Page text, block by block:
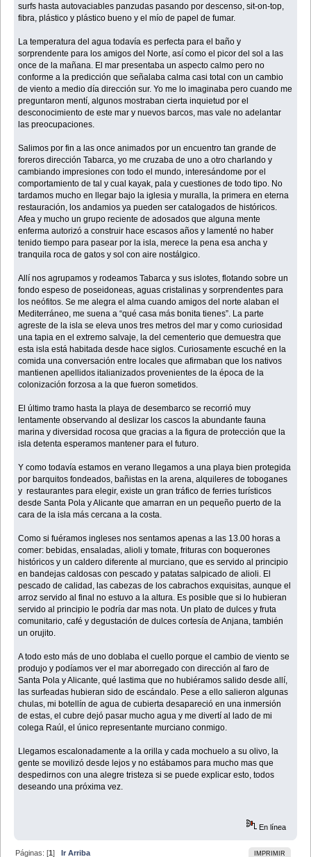
surfs hasta autovaciables panzudas pasando por descenso, sit-on-top,
fibra, plástico y plástico bueno y el mío de papel de fumar.
La temperatura del agua todavía es perfecta para el baño y
sorprendente para los amigos del Norte, así como el picor del sol a las
once de la mañana. El mar presentaba un aspecto calmo pero no
conforme a la predicción que señalaba calma casi total con un cambio
de viento a medio día dirección sur. Yo me lo imaginaba pero cuando me
preguntaron mentí, algunos mostraban cierta inquietud por el
desconocimiento de este mar y nuevos barcos, mas vale no adelantar
las preocupaciones.
Salimos por fin a las once animados por un encuentro tan grande de
foreros dirección Tabarca, yo me cruzaba de uno a otro charlando y
cambiando impresiones con todo el mundo, interesándome por el
comportamiento de tal y cual kayak, pala y cuestiones de todo tipo. No
tardamos mucho en llegar bajo la iglesia y muralla, la primera en eterna
restauración, los andamios ya pueden ser catalogados de históricos.
Afea y mucho un grupo reciente de adosados que alguna mente
enferma autorizó a construir hace escasos años y lamenté no haber
tenido tiempo para pasear por la isla, merece la pena esa ancha y
tranquila roca de gatos y sol con aire nostálgico.
Allí nos agrupamos y rodeamos Tabarca y sus islotes, flotando sobre un
fondo espeso de poseidoneas, aguas cristalinas y sorprendentes para
los neófitos. Se me alegra el alma cuando amigos del norte alaban el
Mediterráneo, me suena a “qué casa más bonita tienes”. La parte
agreste de la isla se eleva unos tres metros del mar y como curiosidad
una tapia en el extremo salvaje, la del cementerio que demuestra que
esta isla está habitada desde hace siglos. Curiosamente escuché en la
comida una conversación entre locales que afirmaban que los nativos
mantienen apellidos italianizados provenientes de la época de la
colonización forzosa a la que fueron sometidos.
El último tramo hasta la playa de desembarco se recorrió muy
lentamente observando al deslizar los cascos la abundante fauna
marina y diversidad rocosa que gracias a la figura de protección que la
isla detenta esperamos mantener para el futuro.
Y como todavía estamos en verano llegamos a una playa bien protegida
por barquitos fondeados, bañistas en la arena, alquileres de toboganes
y restaurantes para elegir, existe un gran tráfico de ferries turísticos
desde Santa Pola y Alicante que amarran en un pequeño puerto de la
cara de la isla más cercana a la costa.
Como si fuéramos ingleses nos sentamos apenas a las 13.00 horas a
comer: bebidas, ensaladas, alioli y tomate, frituras con boquerones
históricos y un caldero diferente al murciano, que es servido al principio
en bandejas caldosas con pescado y patatas salpicado de alioli. El
pescado de calidad, las cabezas de los cabrachos exquisitas, aunque el
arroz servido al final no estuvo a la altura. Es posible que si lo hubieran
servido al principio le podría dar mas nota. Un plato de dulces y fruta
comunitario, café y degustación de dulces cortesía de Anjana, también
un orujito.
A todo esto más de uno doblaba el cuello porque el cambio de viento se
produjo y podíamos ver el mar aborregado con dirección al faro de
Santa Pola y Alicante, qué lastima que no hubiéramos salido desde allí,
las surfeadas hubieran sido de escándalo. Pese a ello salieron algunas
chulas, mi botellín de agua de cubierta desapareció en una inmersión
de estas, el cubre dejó pasar mucho agua y me divertí al lado de mi
colega Raúl, el único representante murciano conmigo.
Llegamos escalonadamente a la orilla y cada mochuelo a su olivo, la
gente se movilizó desde lejos y no estábamos para mucho mas que
despedirnos con una alegre tristeza si se puede explicar esto, todos
deseando una próxima vez.
En línea
IMPRIMIR
Páginas: [1]Ir Arriba